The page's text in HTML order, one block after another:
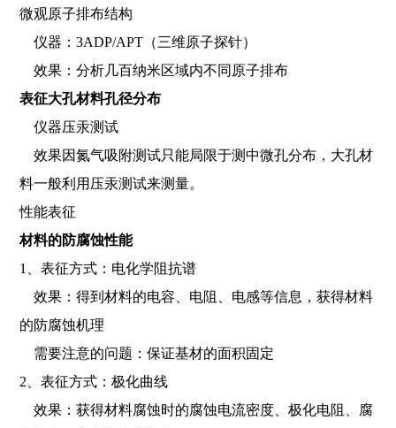
微观原子排布结构
仪器：3ADP/APT（三维原子探针）
效果：分析几百纳米区域内不同原子排布
表征大孔材料孔径分布
仪器压汞测试
效果因氮气吸附测试只能局限于测中微孔分布，大孔材
料一般利用压汞测试来测量。
性能表征
材料的防腐蚀性能
1、表征方式：电化学阻抗谱
效果：得到材料的电容、电阻、电感等信息，获得材料
的防腐蚀机理
需要注意的问题：保证基材的面积固定
2、表征方式：极化曲线
效果：获得材料腐蚀时的腐蚀电流密度、极化电阻、腐